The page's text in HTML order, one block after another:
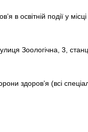
в освітній події у місці
Зоологічна, 3,
здоров’я (всі